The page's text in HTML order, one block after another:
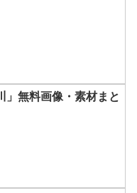
」無料画像・素材まと